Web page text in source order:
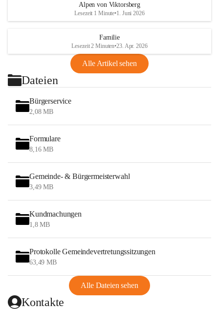
Alpen von Viktorsberg
Lesezeit 1 Minute•1. Juni 2026
Familie
Lesezeit 2 Minuten•23. Apr. 2026
Alle Artikel sehen
Dateien
Bürgerservice
2,08 MB
Formulare
8,16 MB
Gemeinde- & Bürgermeisterwahl
3,49 MB
Kundmachungen
1,8 MB
Protokolle Gemeindevertretungssitzungen
63,49 MB
Alle Dateien sehen
Kontakte